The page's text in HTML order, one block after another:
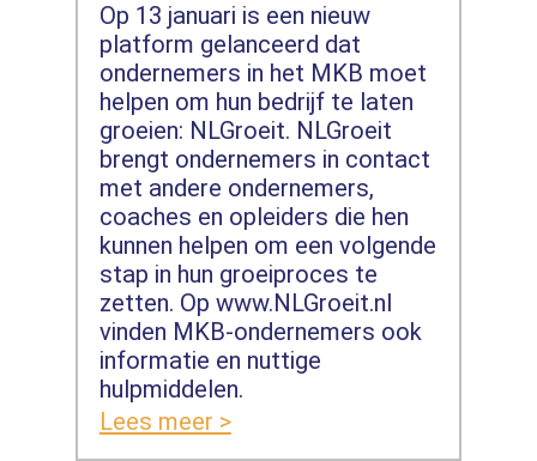
Op 13 januari is een nieuw
platform gelanceerd dat
ondernemers in het MKB moet
helpen om hun bedrijf te laten
groeien: NLGroeit. NLGroeit
brengt ondernemers in contact
met andere ondernemers,
coaches en opleiders die hen
kunnen helpen om een volgende
stap in hun groeiproces te
zetten. Op www.NLGroeit.nl
vinden MKB-ondernemers ook
informatie en nuttige
hulpmiddelen.
Lees meer >